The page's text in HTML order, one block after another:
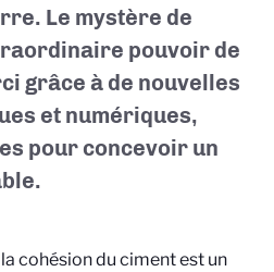
Le mystère de
pouvoir de
grâce à de nouvelles
et numériques,
pour concevoir un
cohésion du ciment est un